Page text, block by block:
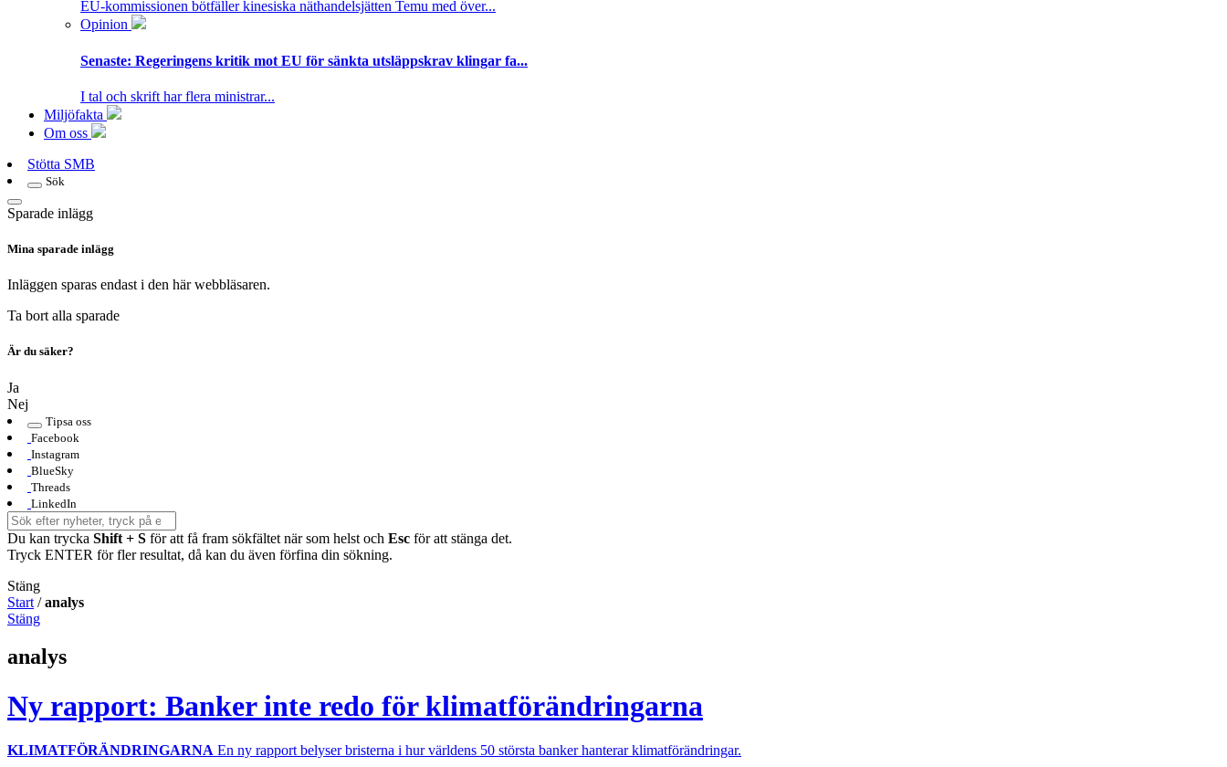
EU-kommissionen bötfäller kinesiska näthandelsjätten Temu med över...
Opinion
Senaste: Regeringens kritik mot EU för sänkta utsläppskrav klingar fa...
I tal och skrift har flera ministrar...
Miljöfakta
Om oss
Stötta SMB
Sök
Sparade inlägg
Mina sparade inlägg
Inläggen sparas endast i den här webbläsaren.
Ta bort alla sparade
Är du säker?
Ja
Nej
Tipsa oss
Facebook
Instagram
BlueSky
Threads
LinkedIn
Du kan trycka Shift + S för att få fram sökfältet när som helst och Esc för att stänga det.
Tryck ENTER för fler resultat, då kan du även förfina din sökning.
Stäng
Start /analys
Stäng
analys
Ny rapport: Banker inte redo för klimatförändringarna
KLIMATFÖRÄNDRINGARNA En ny rapport belyser bristerna i hur världens 50 största banker hanterar klimatförändringar.